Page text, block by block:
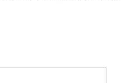
di risparmiare tempo e
l'installazione, riducendo
a scegliere il kit giusto in base